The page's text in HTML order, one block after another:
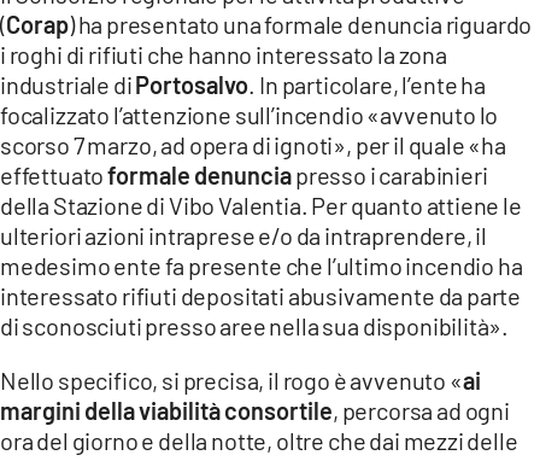
LACTV.IT
LACONAIR.IT
LACITYMAG.IT
ILREGGINO.IT
COSENZACHANNEL.IT
ILVIBONESE.IT
CATANZAROCHANNEL.IT
LACAPITALENEWS.IT
(Corap) ha presentato una formale denuncia riguardo
i roghi di rifiuti che hanno interessato la zona
industriale diPortosalvo . In particolare, l’ente ha
focalizzato l’attenzione sull’incendio «avvenuto lo
scorso 7 marzo, ad opera di ignoti», per il quale «ha
effettuatoformale denunciapresso i carabinieri
della Stazione di Vibo Valentia. Per quanto attiene le
ulteriori azioni intraprese e/o da intraprendere, il
medesimo ente fa presente che l’ultimo incendio ha
interessato rifiuti depositati abusivamente da parte
di sconosciuti presso aree nella sua disponibilità».
Nello specifico, si precisa, il rogo è avvenuto «ai
margini della viabilità consortile, percorsa ad ogni
ora del giorno e della notte, oltre che dai mezzi delle